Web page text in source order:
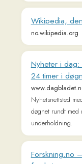
døgnet rundt med
underholdning.
Forskning.no –
forskning
forskning.no
Min vei
minvei.no
www.dn.no